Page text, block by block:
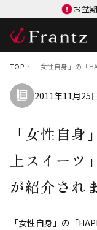
お盆
TOP 「女性自身」の「
2011年11月25
「女性自
上スイーツ
が紹介され
「女性自身」の「